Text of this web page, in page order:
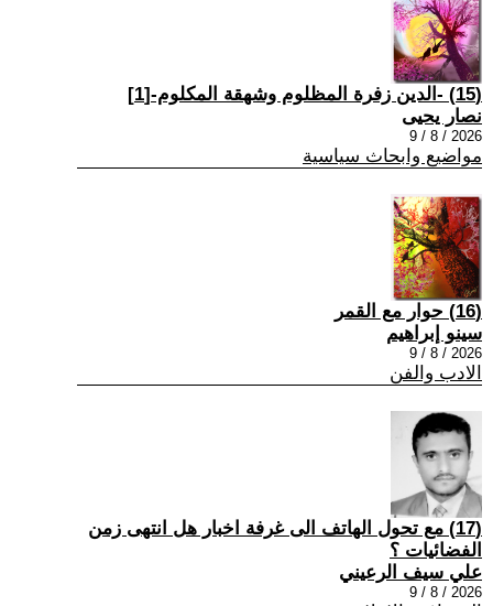
(15) -الدين زفرة المظلوم وشهقة المكلوم-[1]
نصار يحيى
2026 / 8 / 9
مواضيع وابحاث سياسية
(16) حوار مع القمر
سينو إبراهيم
2026 / 8 / 9
الادب والفن
(17) مع تحول الهاتف الى غرفة اخبار هل انتهى زمن
الفضائيات ؟
علي سيف الرعيني
2026 / 8 / 9